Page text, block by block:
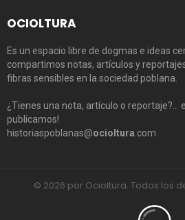
OCIOLTURA
Es un espacio libre de dogmas e ideas
compartimos notas, artículos y
fibras sensibles en la sociedad poblana.
¿Tienes una nota, artículo o reportaje?…
publicamos!
historiaspoblanas@ocioltura .com
© 2026 por Ocioltura. Todos los